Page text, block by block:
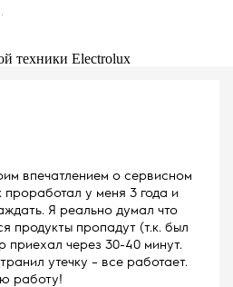
техники Electrolux
впечатлением о сервисном
проработал у меня 3 года и
Я реально думал что
продукты пропадут (т.к. был
приехал через 30-40 минут.
утечку – все работает.
работу!